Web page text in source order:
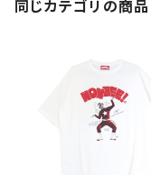
同じカテゴリの商品